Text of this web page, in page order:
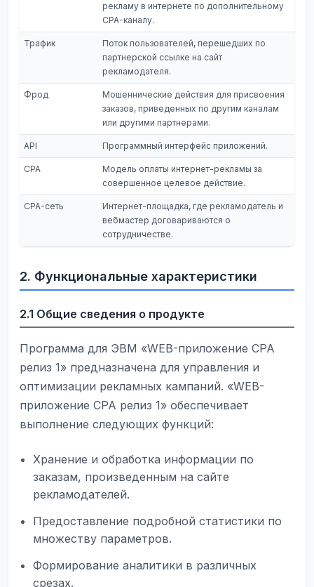
рекламу в интернете по дополнительному
CPA-каналу.
Трафик
Поток пользователей, перешедших по
партнерской ссылке на сайт
рекламодателя.
Фрод
Мошеннические действия для присвоения
заказов, приведенных по другим каналам
или другими партнерами.
API Программный интерфейс приложений.
CPA
Модель оплаты интернет-рекламы за
совершенное целевое действие.
CPA-сеть
Интернет-площадка, где рекламодатель и
вебмастер договариваются о
сотрудничестве.
2. Функциональные характеристики
2.1 Общие сведения о продукте
Программа для ЭВМ «WEB-приложение CPA
релиз 1» предназначена для управления и
оптимизации рекламных кампаний. «WEB-
приложение CPA релиз 1» обеспечивает
выполнение следующих функций:
Хранение и обработка информации по
заказам, произведенным на сайте
рекламодателей.
Предоставление подробной статистики по
множеству параметров.
Формирование аналитики в различных
срезах.